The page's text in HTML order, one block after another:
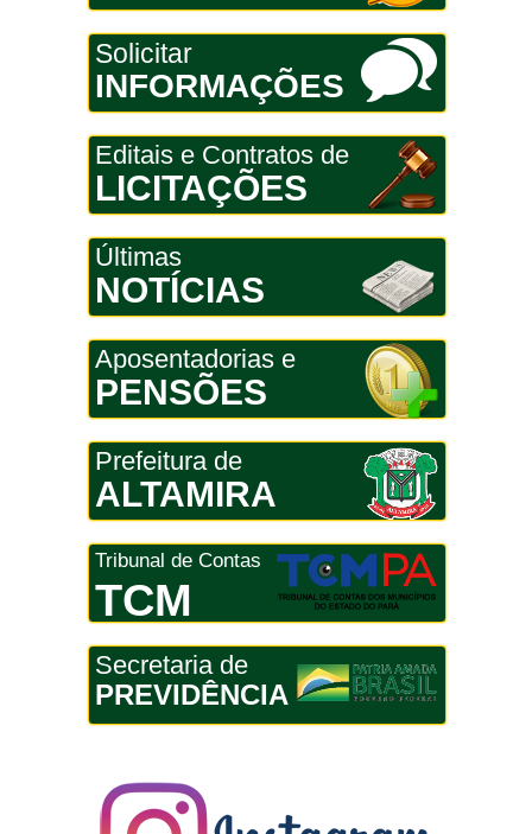
Solicitar
INFORMAÇÕES
Editais e Contratos de
LICITAÇÕES
Últimas
NOTÍCIAS
Aposentadorias e
PENSÕES
Prefeitura de
ALTAMIRA
Tribunal de Contas
TCM
Secretaria de
PREVIDÊNCIA